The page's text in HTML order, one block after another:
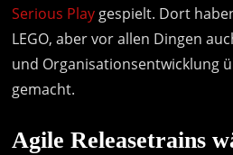
Serious Play gespielt. Dort
LEGO, aber vor allen Dingen
und Organisationsentwicklung
gemacht.
Agile Releasetrains